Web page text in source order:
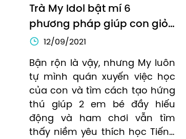
Trà My Idol bật mí 6
phương pháp giúp con giỏi
Tiếng Anh từ Tiểu học
12/09/2021
Bận rộn là vậy, nhưng My luôn
tự mình quán xuyến việc học
của con và tìm cách tạo hứng
thú giúp 2 em bé đầy hiếu
động và ham chơi vẫn tìm
thấy niềm yêu thích học Tiếng